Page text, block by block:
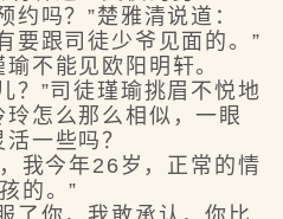
吗？”楚雅清说道：
要跟司徒少爷见面的。”
不能见欧阳明轩。
”司徒瑾瑜挑眉不悦地
怎么那么相似，一眼
一些吗？
今年26岁，正常的情
的。”